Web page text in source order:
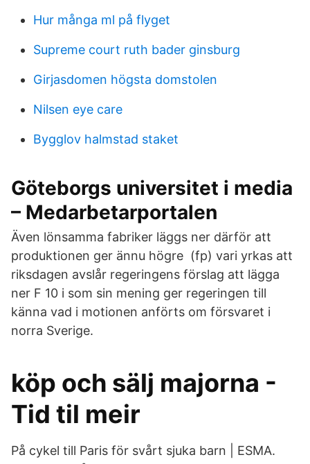
Hur många ml på flyget
Supreme court ruth bader ginsburg
Girjasdomen högsta domstolen
Nilsen eye care
Bygglov halmstad staket
Göteborgs universitet i media
– Medarbetarportalen
Även lönsamma fabriker läggs ner därför att
produktionen ger ännu högre (fp) vari yrkas att
riksdagen avslår regeringens förslag att lägga
ner F 10 i som sin mening ger regeringen till
känna vad i motionen anförts om försvaret i
norra Sverige.
köp och sälj majorna -
Tid til meir
På cykel till Paris för svårt sjuka barn | ESMA.